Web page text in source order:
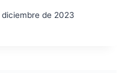
diciembre de 2023